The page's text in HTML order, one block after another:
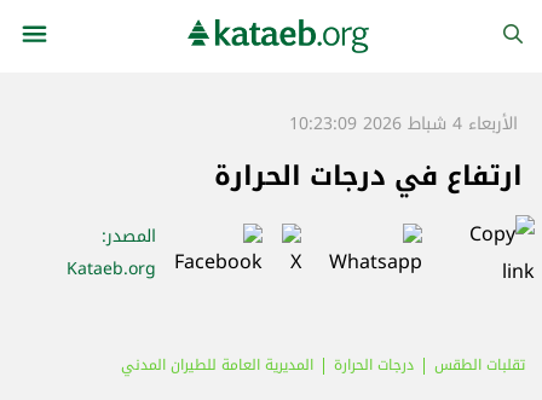
الأربعاء 4 شباط 2026 10:23:09
ارتفاع في درجات الحرارة
المصدر:
Kataeb.org
تقلبات الطقس درجات الحرارة المديرية العامة للطيران المدني